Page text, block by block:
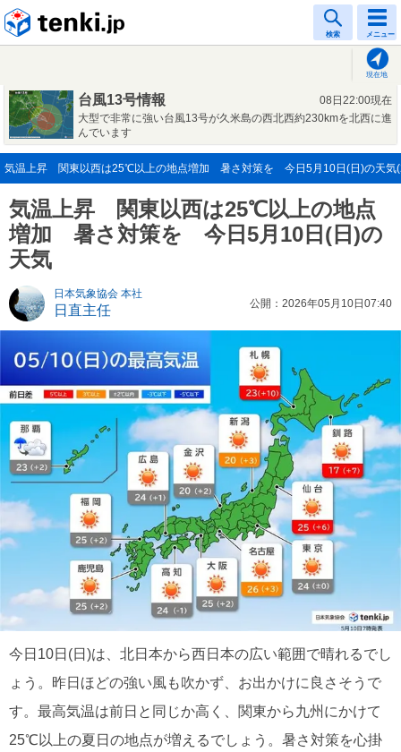
検索 メニュー
現在地
台風13号情報
08日22:00現在
大型で非常に強い台風13号が久米島の西北西約230kmを北西に進
んでいます
気温上昇 関東以西は25℃以上の地点増加 暑さ対策を 今日5月10日(日)の天気
気温上昇 関東以西は25℃以上の地点
増加 暑さ対策を 今日5月10日(日)の
天気
日本気象協会 本社
日直主任 公開：2026年05月10日07:40
今日10日(日)は、北日本から西日本の広い範囲で晴れるでし
ょう。昨日ほどの強い風も吹かず、お出かけに良さそうで
す。最高気温は前日と同じか高く、関東から九州にかけて
25℃以上の夏日の地点が増えるでしょう。暑さ対策を心掛